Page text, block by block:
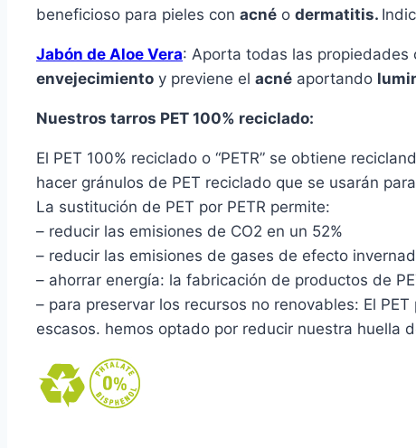
beneficioso para pieles con acné o dermatitis.
Jabón de Aloe Vera: Aporta todas las propiedades
envejecimiento y previene el acné aportando
Nuestros tarros PET 100% reciclado:
El PET 100% reciclado o “PETR” se obtiene
hacer gránulos de PET reciclado que se usarán
La sustitución de PET por PETR permite:
– reducir las emisiones de CO2 en un 52%
– reducir las emisiones de gases de efecto
– ahorrar energía: la fabricación de productos de
– para preservar los recursos no renovables: El
escasos. hemos optado por reducir nuestra huella